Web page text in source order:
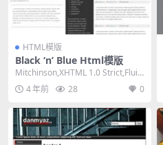
HTML模版
Black ‘n’ Blue Html模版
Mitchinson,XHTML 1.0 Strict,Fluid,
3 Col...
4 年前 28 0